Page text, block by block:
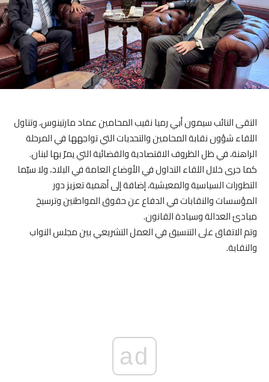
التقى النائب سيمون أبي رميا نقيب المحامين عماد مارتينوس، وتناول
اللقاء شؤون نقابة المحامين والتحديات التي تواجهها في المرحلة
الراهنة، في ظل الظروف الاقتصادية والقضائية التي يمرّ بها لبنان.
كما جرى خلال اللقاء التداول في الأوضاع العامة في البلاد، ولا سيّما
التطورات السياسية والمعيشية، إضافة إلى أهمية تعزيز دور
المؤسسات والنقابات في الدفاع عن حقوق المواطنين وترسيخ
مبادئ العدالة وسيادة القانون.
وتم الاتفاق على التنسيق في العمل التشريعي بين مجلس النواب
والنقابة.
ad